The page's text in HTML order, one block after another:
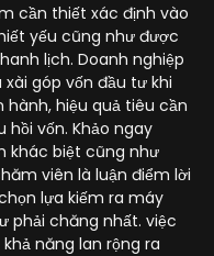
cần thiết xác định vào
yếu cũng như được
lịch. Doanh nghiệp
góp vốn đầu tư khi
hành, hiệu quả tiêu cần
vốn. Khảo ngay
khác biệt cũng như
viên là luận điểm lời
lựa kiếm ra máy
phải chăng nhất. việc
năng lan rộng ra